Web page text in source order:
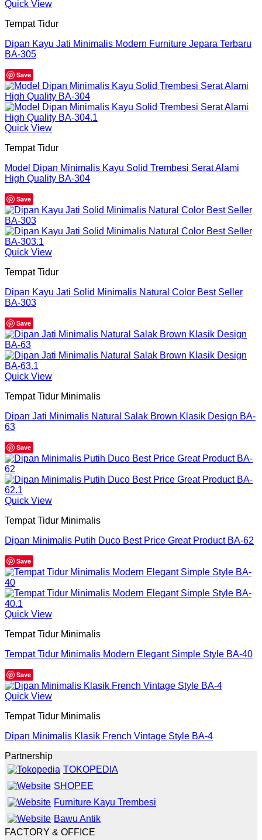
Quick View
Tempat Tidur
Dipan Kayu Jati Minimalis Modern Furniture Jepara Terbaru
BA-305
Save
Quick View
Tempat Tidur
Model Dipan Minimalis Kayu Solid Trembesi Serat Alami
High Quality BA-304
Save
Quick View
Tempat Tidur
Dipan Kayu Jati Solid Minimalis Natural Color Best Seller
BA-303
Save
Quick View
Tempat Tidur Minimalis
Dipan Jati Minimalis Natural Salak Brown Klasik Design BA-
63
Save
Quick View
Tempat Tidur Minimalis
Dipan Minimalis Putih Duco Best Price Great Product BA-62
Save
Quick View
Tempat Tidur Minimalis
Tempat Tidur Minimalis Modern Elegant Simple Style BA-40
Save
Quick View
Tempat Tidur Minimalis
Dipan Minimalis Klasik French Vintage Style BA-4
Partnership
TOKOPEDIA
SHOPEE
Furniture Kayu Trembesi
Bawu Antik
FACTORY & OFFICE